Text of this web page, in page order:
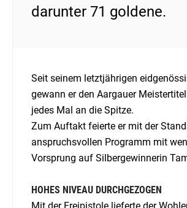
darunter 71 goldene.
Seit seinem letztjährigen
gewann er den Aargauer
jedes Mal an die Spitze.
Zum Auftakt feierte er mit der
anspruchsvollen Programm mit
Vorsprung auf Silbergewinnerin
HOHES NIVEAU DURCHGEZOGEN